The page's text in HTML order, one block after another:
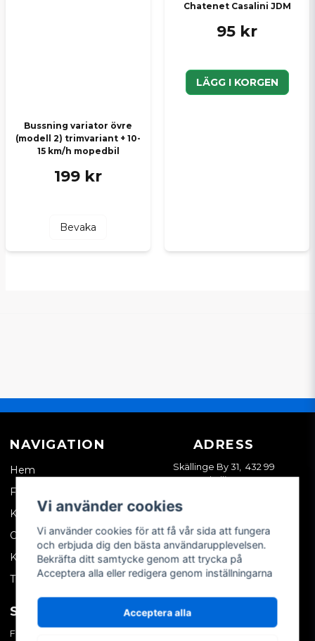
Bussning variator övre
(modell 2) trimvariant + 10-
15 km/h mopedbil
199 kr
Bevaka
Chatenet Casalini JDM
95 kr
LÄGG I KORGEN
NAVIGATION
Hem
Företagskund
Kontakta oss
Om oss
Köpvillkor
Tips & trix
ADRESS
Skällinge By 31, 432 99
Skällinge
SOCIALA MEDIER
Facebook
MITT KONTO
Vi använder cookies
Vi använder cookies för att få vår sida att fungera
och erbjuda dig den bästa användarupplevelsen.
Bekräfta ditt samtycke genom att trycka på
Acceptera alla eller redigera genom inställningarna
Acceptera alla